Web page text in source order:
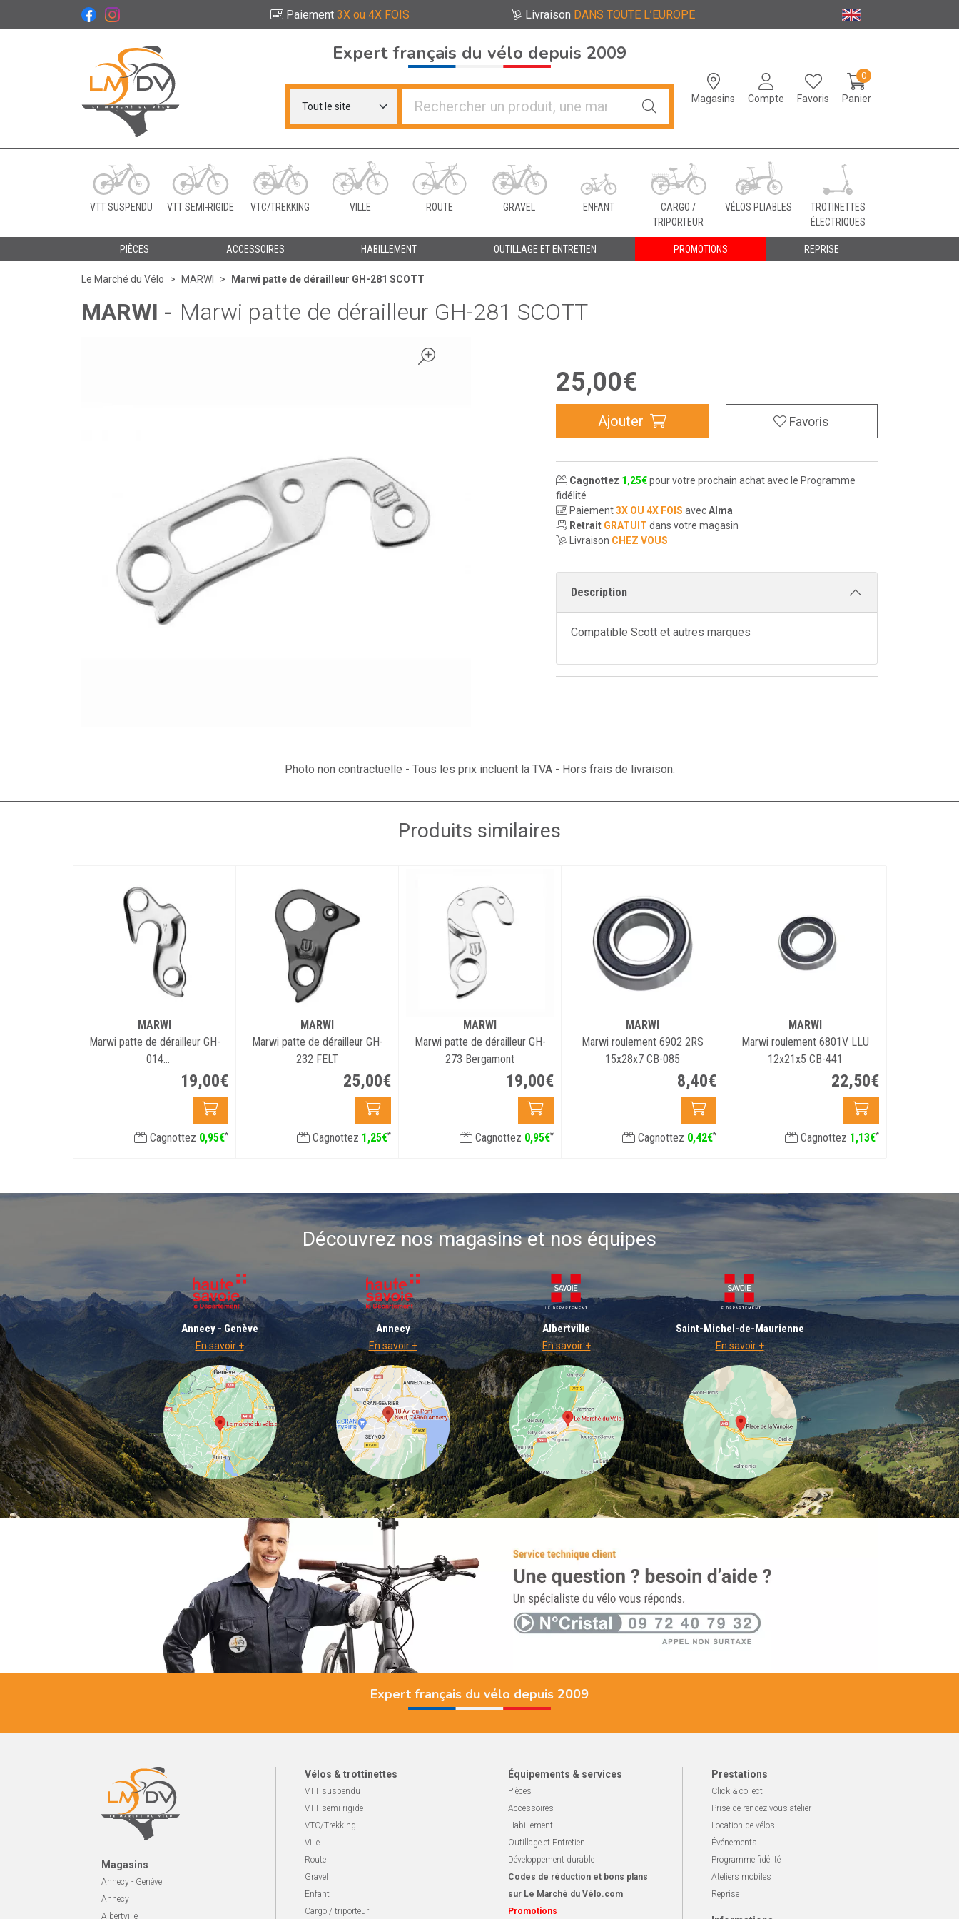
Paiement 3X ou 4X FOIS Livraison DANS TOUTE L’EUROPE
Le Marché du Vélo Votre distributeurs de vélo
Magasins Compte Favoris Panier
0
Expert français du vélo depuis 2009
VTT SUSPENDU VTT SEMI-RIGIDE VTC/TREKKING VILLE ROUTE GRAVEL ENFANT
CARGO /
TRIPORTEUR
VÉLOS PLIABLES
TROTINETTES
ÉLECTRIQUES
PIÈCES ACCESSOIRES HABILLEMENT OUTILLAGE ET ENTRETIEN PROMOTIONS REPRISE
Le Marché du Vélo MARWI Marwi patte de dérailleur GH-281 SCOTT
MARWI - Marwi patte de dérailleur GH-281 SCOTT
25,00€
Ajouter Favoris
Cagnottez 1,25€pour votre prochain achat avec le Programme
fidélité
Paiement3X OU 4X FOIS avecAlma
Retrait GRATUIT dans votre magasin
Livraison CHEZ VOUS
Description
Compatible Scott et autres marques
Photo non contractuelle - Tous les prix incluent la TVA - Hors frais de livraison.
Produits similaires
MARWI
Marwi patte de dérailleur GH-
014
PEUGEOT/SCOTT/ORBEA/QUINTANA/BIANCHI/LOOK/KUOTA/ARGON
19,00€
Cagnottez 0,95€*
MARWI
Marwi patte de dérailleur GH-
232 FELT
25,00€
Cagnottez 1,25€*
MARWI
Marwi patte de dérailleur GH-
273 Bergamont
19,00€
Cagnottez 0,95€*
MARWI
Marwi roulement 6902 2RS
15x28x7 CB-085
8,40€
Cagnottez 0,42€*
MARWI
Marwi roulement 6801V LLU
12x21x5 CB-441
22,50€
Cagnottez 1,13€*
Découvrez nos magasins et nos équipes
Annecy - Genève
En savoir +
Annecy
En savoir +
Albertville
En savoir +
Saint-Michel-de-Maurienne
En savoir +
Expert français du vélo depuis 2009
Magasins
Annecy - Genève
Annecy
Albertville
Vélos & trottinettes
VTT suspendu
VTT semi-rigide
VTC/Trekking
Ville
Route
Gravel
Enfant
Cargo / triporteur
Équipements & services
Pièces
Accessoires
Habillement
Outillage et Entretien
Développement durable
Codes de réduction et bons plans
sur Le Marché du Vélo.com
Promotions
Prestations
Click & collect
Prise de rendez-vous atelier
Location de vélos
Événements
Programme fidélité
Ateliers mobiles
Reprise